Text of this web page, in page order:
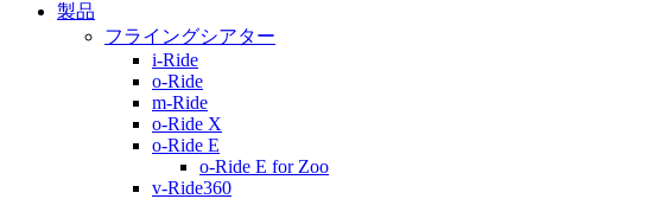
製品
フライングシアター
i-Ride
o-Ride
m-Ride
o-Ride X
o-Ride E
o-Ride E for Zoo
v-Ride360